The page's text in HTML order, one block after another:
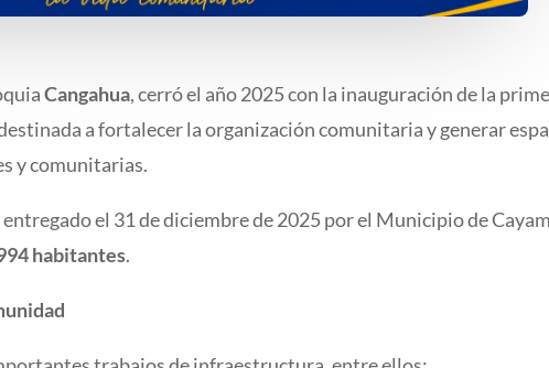
Cangahua, cerró el año 2025 con la inauguración de la
a fortalecer la organización comunitaria y generar
y comunitarias.
el 31 de diciembre de 2025 por el Municipio de
habitantes.